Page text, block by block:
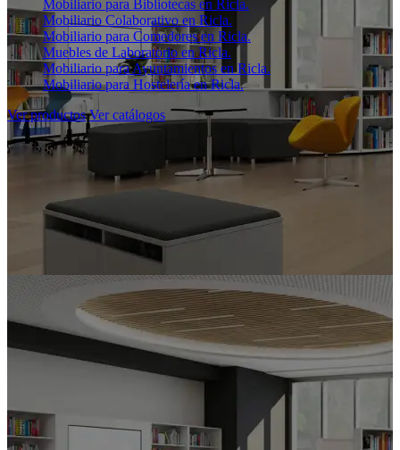
Mobiliario para Bibliotecas en Ricla.
Mobiliario Colaborativo en Ricla.
Mobiliario para Comedores en Ricla.
Muebles de Laboratorio en Ricla.
Mobiliario para Ayuntamientos en Ricla.
Mobiliario para Hostelería en Ricla.
Ver productos Ver catálogos